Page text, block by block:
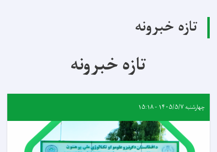
تازه خبرونه
تازه خبرونه
چهارشنبه ۱۴۰۵/۵/۷ - ۱۵:۱۸